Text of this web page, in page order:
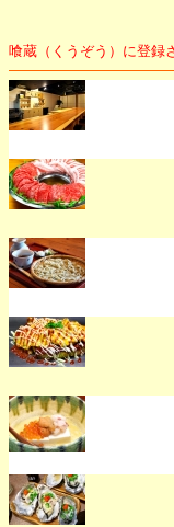
喰蔵（くうぞう）に登録